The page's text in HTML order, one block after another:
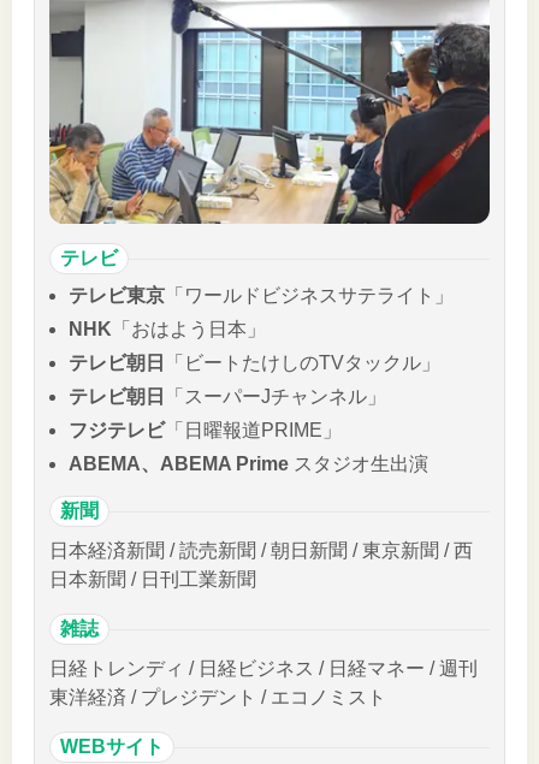
テレビ
テレビ東京 「ワールドビジネスサテライト」
NHK 「おはよう日本」
テレビ朝日
「ビートたけしのTVタックル」
テレビ朝日
「スーパーJチャンネル」
フジテレビ「日曜報道PRIME」
ABEMA、ABEMA Prime スタジオ生出演
新聞
日本経済新聞 / 読売新聞 / 朝日新聞 / 東京新聞 / 西
日本新聞 / 日刊工業新聞
雑誌
日経トレンディ / 日経ビジネス / 日経マネー / 週刊
東洋経済 / プレジデント / エコノミスト
WEBサイト